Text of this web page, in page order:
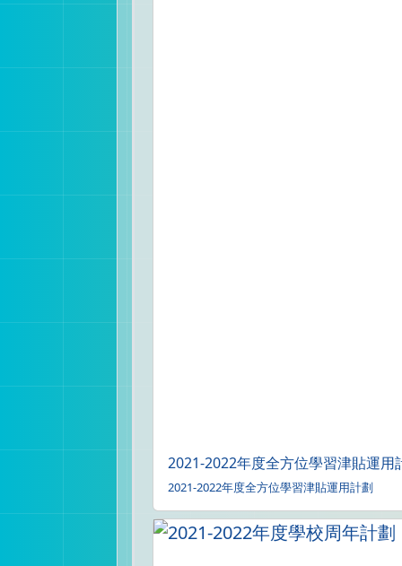
2021-2022年度全方位學習津貼運用
2021-2022年度全方位學習津貼運用計劃